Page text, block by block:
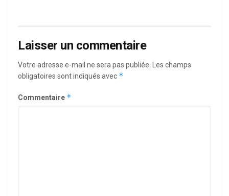
Laisser un commentaire
Votre adresse e-mail ne sera pas publiée.
Les champs
obligatoires sont indiqués avec *
Commentaire *